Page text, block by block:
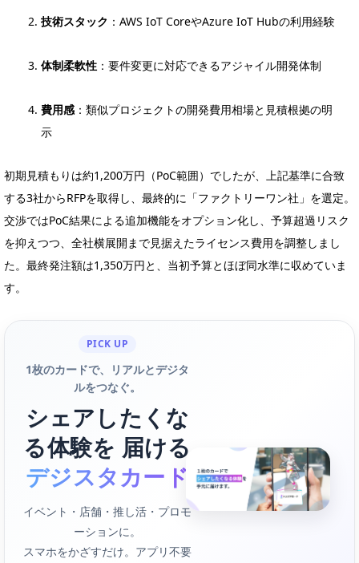
技術スタック ：AWS IoT CoreやAzure IoT Hubの利用経験
体制柔軟性 ：要件変更に対応できるアジャイル開発体制
費用感 ：類似プロジェクトの開発費用相場と見積根拠の明
示
初期見積もりは約1,200万円（PoC範囲）でしたが、上記基準に合致
する3社からRFPを取得し、最終的に「ファクトリーワン社」を選定。
交渉ではPoC結果による追加機能をオプション化し、予算超過リスク
を抑えつつ、全社横展開まで見据えたライセンス費用を調整しまし
た。最終発注額は1,350万円と、当初予算とほぼ同水準に収めていま
す。
PICK UP
1枚のカードで、リアルとデジタ
ルをつなぐ。
シェアしたくな
る体験を 届ける
デジスタカード
イベント・店舗・推し活・プロモ
ーションに。
スマホをかざすだけ。アプリ不要